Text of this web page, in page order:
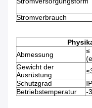
Stromverbrauch
Abmessung
≤
Gewicht der
Ausrüstung
Schutzgrad
Betriebstemperatur
-